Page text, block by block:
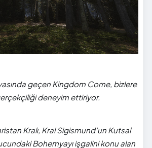
geçen Kingdom Come, bizlere
deneyim ettiriyor.
Kralı, Kral Sigismund'un Kutsal
Bohemyayı işgalini konu alan